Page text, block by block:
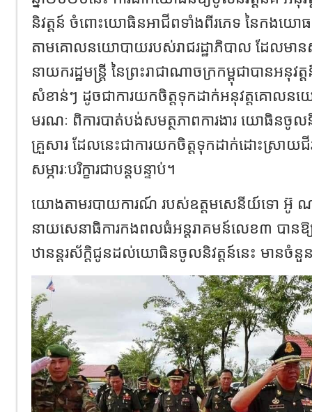
និវត្តន៍ ចំពោះយោធិនអាជីពទាំងពីរភេទ នៃកងយោ
តាមគោលនយោបាយរបស់រាជរដ្ឋាភិបាល ដែលមា
នាយករដ្ឋមន្ត្រី នៃព្រះរាជាណាចក្រកម្ពុជាបានអ
សំខាន់ៗ ដូចជាការយកចិត្តទុកដាក់អនុវត្តគោល
មរណៈ ពិការបាត់បង់សមត្ថភាពការងារ យោធិនចូល
គ្រួសារ ដែលនេះជាការយកចិត្តទុកដាក់ដោះស្រាយជី
សម្ភារៈបរិក្ខារជាបន្តបន្ទាប់។
យោងតាមរបាយការណ៍ របស់ឧត្តមសេនីយ៍ទោ អ៊ូ ណា
នាយសេនាធិការកងពលធំអន្តរាគមន៍លេខ៣ បានឱ្
ឋានន្តរស័ក្តិជូនដល់យោធិនចូលនិវត្តន៍នេះ មានចំ